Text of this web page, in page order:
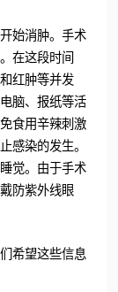
始消肿。手术
在这段时间
红肿等并发
脑、报纸等活
食用辛辣刺激
感染的发生。
觉。由于手术
防紫外线眼
希望这些信息